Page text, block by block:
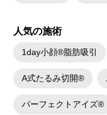
施術名：あごのヒアルロン酸
施術内容：あごの形やバラ
出し、Eライン（横顔のバ
整形のひとつです。
施術時間：約10分程
生じることがありますが、
人気の施術
1day小顔®脂肪吸引
A式たるみ切開®
パーフェクトアイズ®